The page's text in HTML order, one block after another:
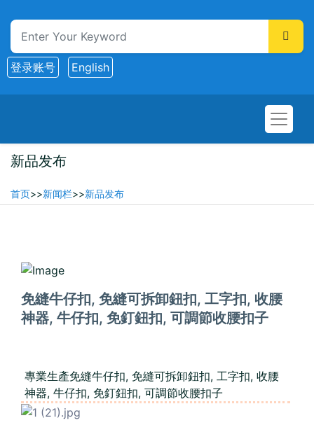
登录账号 English
新品发布
首页>>新闻栏>>新品发布
2026-02-13
免縫牛仔扣, 免縫可拆卸鈕扣, 工字扣, 收腰
神器, 牛仔扣, 免釘鈕扣, 可調節收腰扣子
專業生產免縫牛仔扣, 免縫可拆卸鈕扣, 工字扣, 收腰
神器, 牛仔扣, 免釘鈕扣, 可調節收腰扣子